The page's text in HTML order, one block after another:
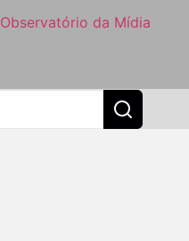
Observatório da Mídia